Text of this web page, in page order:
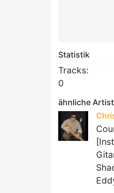
Statistik
Tracks:
0
ähnliche